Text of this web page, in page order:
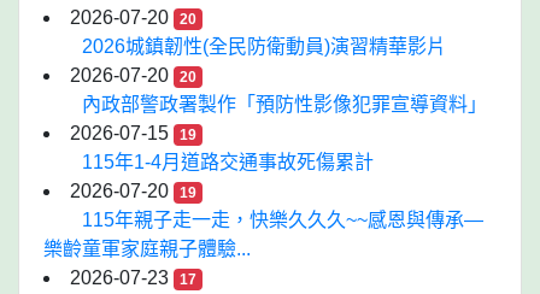
2026-07-20
20
2026城鎮韌性(全民防衛動員)演習精華影片
2026-07-20
20
內政部警政署製作「預防性影像犯罪宣導資料」
2026-07-15
19
115年1-4月道路交通事故死傷累計
2026-07-20
19
115年親子走一走，快樂久久久~~感恩與傳承—
樂齡童軍家庭親子體驗...
2026-07-23
17